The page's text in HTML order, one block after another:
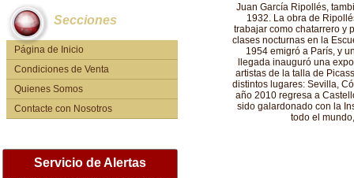
Relojes de bolsillo antiguos
Relojes de pulsera antiguos
Secciones
Página de Inicio
Condiciones de Venta
Quienes Somos
Contacte con Nosotros
Servicio de Alertas
Juan García Ripollés,
1932. La obra de
trabajar como chatarrero y
clases nocturnas en la
1954 emigró a París, y
llegada inauguró una
artistas de la talla de
distintos lugares: Sevilla,
año 2010 regresa a
sido galardonado con la
todo el